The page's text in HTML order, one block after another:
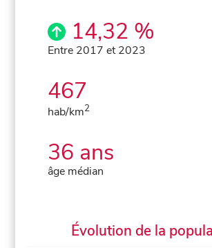
14,32 %
Entre 2017 et 2023
467
hab/km2
36 ans
âge médian
Évolution de la